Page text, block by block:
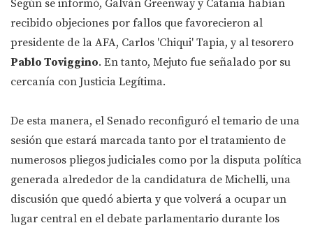
Según se informó, Galván Greenway y Catania habían
recibido objeciones por fallos que favorecieron al
presidente de la AFA, Carlos 'Chiqui' Tapia, y al tesorero
Pablo Toviggino. En tanto, Mejuto fue señalado por su
cercanía con Justicia Legítima.
De esta manera, el Senado reconfiguró el temario de una
sesión que estará marcada tanto por el tratamiento de
numerosos pliegos judiciales como por la disputa política
generada alrededor de la candidatura de Michelli, una
discusión que quedó abierta y que volverá a ocupar un
lugar central en el debate parlamentario durante los